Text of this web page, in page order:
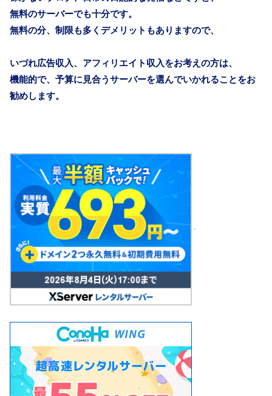
無料のサーバーでも十分です。
無料の分、制限も多くデメリットもありますので、
いづれ広告収入、アフィリエイト収入をお考えの方は、
機能的で、予算に見合うサーバーを選んでいかれることをお
勧めします。